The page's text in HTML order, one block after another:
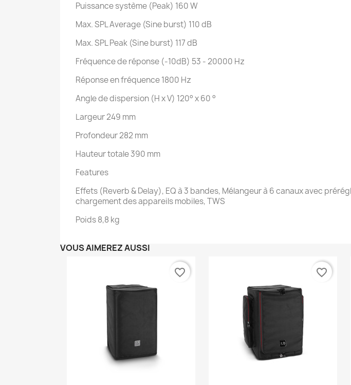
Puissance système (Peak) 160 W
Max. SPL Average (Sine burst) 110 dB
Max. SPL Peak (Sine burst) 117 dB
Fréquence de réponse (-10dB) 53 - 20000 Hz
Réponse en fréquence 1800 Hz
Angle de dispersion (H x V) 120° x 60 °
Largeur 249 mm
Profondeur 282 mm
Hauteur totale 390 mm
Features
Effets (Reverb & Delay), EQ à 3 bandes, Mélangeur à 6 canaux avec
chargement des appareils mobiles, TWS
Poids 8,8 kg
VOUS AIMEREZ AUSSI
favorite_border favorite_border